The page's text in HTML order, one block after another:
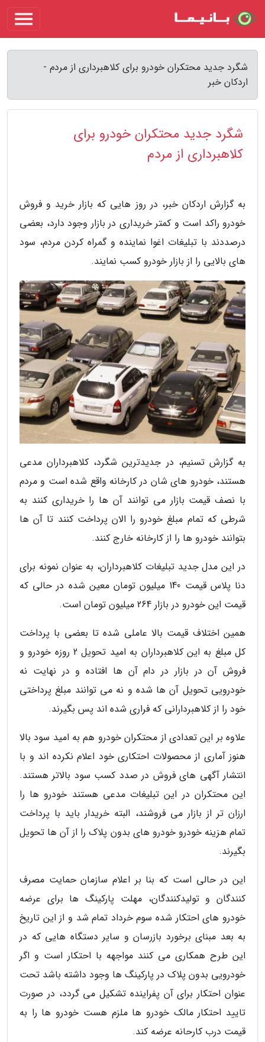
شگرد جدید محتکران خودرو برای کلاهبرداری از مردم -
اردکان خبر
شگرد جدید محتکران خودرو برای
کلاهبرداری از مردم
به گزارش اردکان خبر، در روز هایی که بازار خرید و فروش
خودرو راکد است و کمتر خریداری در بازار وجود دارد، بعضی
درصددند با تبلیغات اغوا نماینده و گمراه کردن مردم، سود
های بالایی را از بازار خودرو کسب نمایند.
به گزارش تسنیم، در جدیدترین شگرد، کلاهبرداران مدعی
هستند، خودرو های شان در کارخانه واقع شده است و مردم
با نصف قیمت بازار می توانند آن ها را خریداری کنند به
شرطی که تمام مبلغ خودرو را الان پرداخت کنند تا آن ها
بتوانند خودرو ها را از کارخانه خارج کنند.
در این مدل جدید تبلیغات کلاهبرداران، به عنوان نمونه برای
دنا پلاس قیمت 140 میلیون تومان معین شده در حالی که
قیمت این خودرو در بازار 264 میلیون تومان است.
همین اختلاف قیمت بالا عاملی شده تا بعضی با پرداخت
کل مبلغ به این کلاهبرداران به امید تحویل 2 روزه خودرو و
فروش آن در بازار در دام آن ها افتاده و در نهایت نه
خودرویی تحویل آن ها شده و نه می توانند مبلغ پرداختی
خود را از کلاهبردارانی که فراری شده اند پس بگیرند.
علاوه بر این تعدادی از محتکران خودرو هم به امید سود بالا
هنوز آماری از محصولات احتکاری خود اعلام نکرده اند و با
انتشار آگهی های فروش در صدد کسب سود بالاتر هستند.
این محتکران در این تبلیغات مدعی هستند خودرو ها را
ارزان تر از بازار می فروشند، البته خریدار باید با پرداخت
تمام هزینه خودرو خودرو های بدون پلاک را از آن ها تحویل
بگیرند.
این در حالی است که بنا بر اعلام سازمان حمایت مصرف
کنندگان و تولیدکنندگان، مهلت پارکینگ ها برای عرضه
خودرو های احتکار شده سوم خرداد تمام شد و از این تاریخ
به بعد مبنای برخورد بازرسان و سایر دستگاه هایی که در
این طرح همکاری می کنند مواجهه با احتکار است و اگر
خودرویی بدون پلاک در پارکینگ ها وجود داشته باشد تحت
عنوان احتکار برای آن پفراینده تشکیل می گردد، در صورت
تایید احتکار مالک خودرو ها ملزم هست خودرو ها را به
قیمت درب کارحانه عرضه کند.